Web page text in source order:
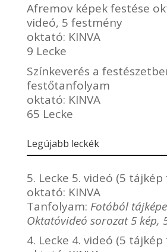
Afremov képek festése
videó, 5 festmény
oktató: KINVA
9 Lecke
Színkeverés a
festőtanfolyam
oktató: KINVA
65 Lecke
Legújabb leckék
5. Lecke 5. videó (5
oktató: KINVA
Tanfolyam: Fotóból
Oktatóvideó sorozat 5 kép,
4. Lecke 4. videó (5